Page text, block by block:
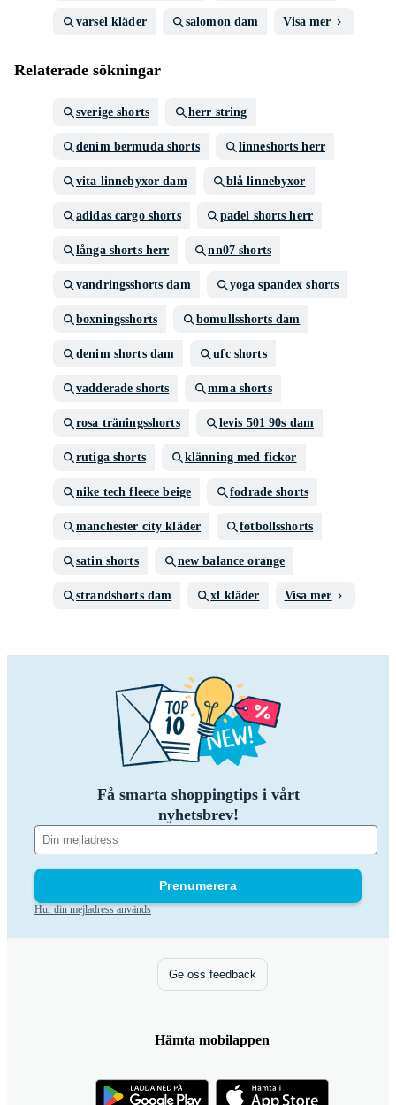
varsel kläder salomon dam Visa mer
Relaterade sökningar
sverige shorts herr string
denim bermuda shorts linneshorts herr
vita linnebyxor dam blå linnebyxor
adidas cargo shorts padel shorts herr
långa shorts herr nn07 shorts
vandringsshorts dam yoga spandex shorts
boxningsshorts bomullsshorts dam
denim shorts dam ufc shorts
vadderade shorts mma shorts
rosa träningsshorts levis 501 90s dam
rutiga shorts klänning med fickor
nike tech fleece beige fodrade shorts
manchester city kläder fotbollsshorts
satin shorts new balance orange
strandshorts dam xl kläder Visa mer
Få smarta shoppingtips i vårt
nyhetsbrev!
Prenumerera
Hur din mejladress används
Ge oss feedback
Hämta mobilappen